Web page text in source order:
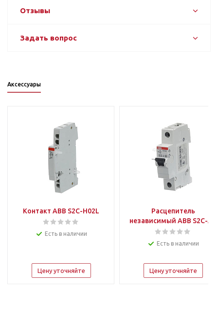
Отзывы
Задать вопрос
Аксессуары
Контакт ABB S2C-H02L
Есть в наличии
Цену уточняйте
Расцепитель
независимый ABB S2C-A2
Есть в наличии
Цену уточняйте